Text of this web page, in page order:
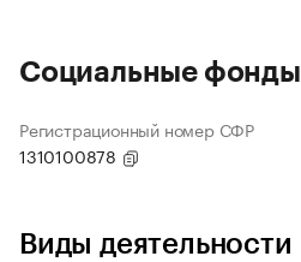
Социальные фонды
Регистрационный номер СФР
1310100878
Виды деятельности